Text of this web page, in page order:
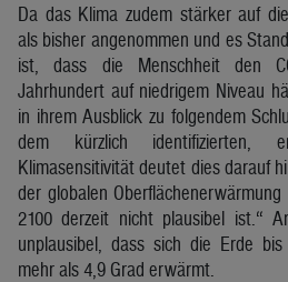
Da das Klima zudem stärker auf
als bisher angenommen und es
ist, dass die Menschheit den
Jahrhundert auf niedrigem Niveau
in ihrem Ausblick zu folgendem
dem kürzlich identifizierten,
Klimasensitivität deutet dies darauf
der globalen
2100 derzeit nicht plausibel ist.“
unplausibel, dass sich die Erde
mehr als 4,9 Grad erwärmt.